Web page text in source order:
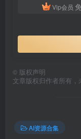
Vip会员
© 版权声明
文章版权归作者所有，
AI资源合集